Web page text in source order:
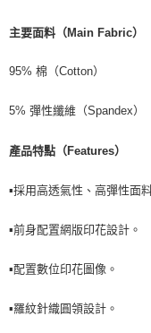
主要面料（Main Fabric）
95% 棉（Cotton）
5% 彈性纖維（Spandex）
產品特點（Features）
▪️採用高透氣性、高彈性面
▪️前身配置網版印花設計。
▪️配置數位印花圖像。
▪️羅紋針織圓領設計。